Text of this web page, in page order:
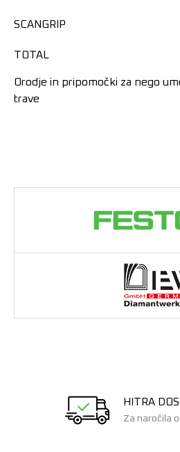
SCANGRIP
TOTAL
Orodje in pripomočki za nego
trave
HITRA
Za naročila